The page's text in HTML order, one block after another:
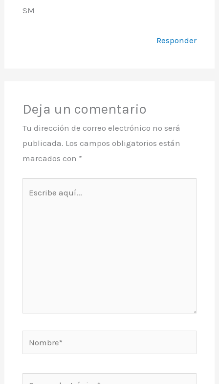
SM
Responder
Deja un comentario
Tu dirección de correo electrónico no será
publicada. Los campos obligatorios están
marcados con *
Nombre*